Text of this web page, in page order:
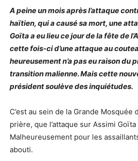
A peine un mois après l’attaque
haïtien, qui a causé sa mort, une
Goïta a eu lieu ce jour de la fête de
cette fois-ci d’une attaque au
heureusement n’a pas eu raison du
transition malienne. Mais cette
président soulève des inquiétudes.
C’est au sein de la Grande Mosquée
prière, que l’attaque sur Assimi
Malheureusement pour les
abouti.